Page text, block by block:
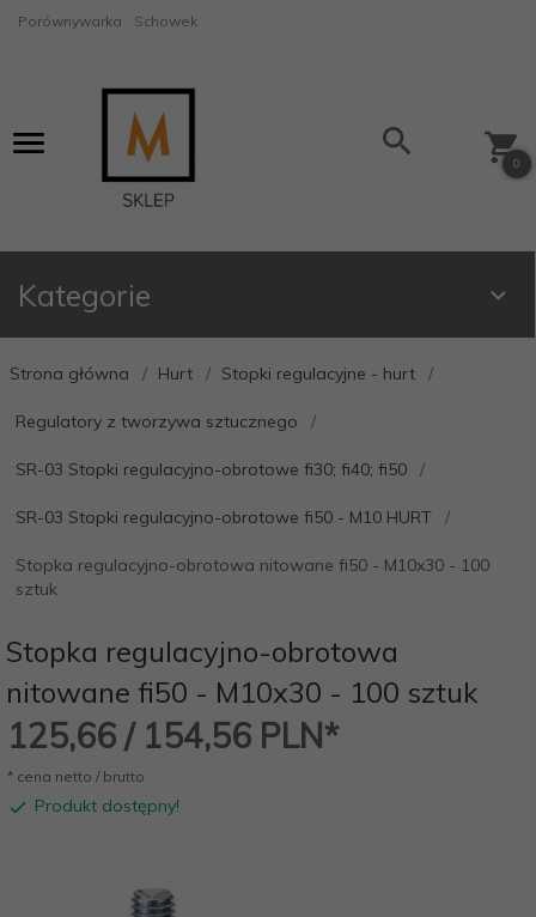
Porównywarka Schowek
0
Kategorie
Strona główna Hurt Stopki regulacyjne - hurt
Regulatory z tworzywa sztucznego
SR-03 Stopki regulacyjno-obrotowe fi30; fi40; fi50
SR-03 Stopki regulacyjno-obrotowe fi50 - M10 HURT
Stopka regulacyjno-obrotowa nitowane fi50 - M10x30 - 100
sztuk
Stopka regulacyjno-obrotowa
nitowane fi50 - M10x30 - 100 sztuk
125,66 / 154,56 PLN*
* cena netto / brutto
Produkt dostępny!